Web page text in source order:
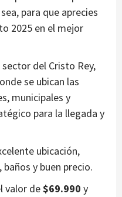
para que aprecies
2025 en el mejor
del Cristo Rey,
se ubican las
municipales y
para la llegada y
ubicación,
y buen precio.
valor de$69.990 y